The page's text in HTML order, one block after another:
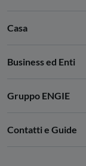
Casa
Business ed Enti
Gruppo ENGIE
Contatti e Guide